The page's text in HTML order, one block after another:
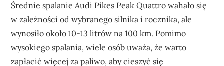
Średnie spalanie Audi Pikes Peak Quattro wahało się
w zależności od wybranego silnika i rocznika, ale
wynosiło około 10-13 litrów na 100 km. Pomimo
wysokiego spalania, wiele osób uważa, że warto
zapłacić więcej za paliwo, aby cieszyć się